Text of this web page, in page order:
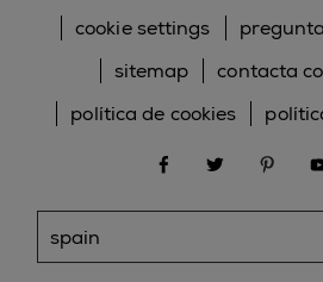
cookie settings
sitemap
contacta
política de cookies
facebooktwitter